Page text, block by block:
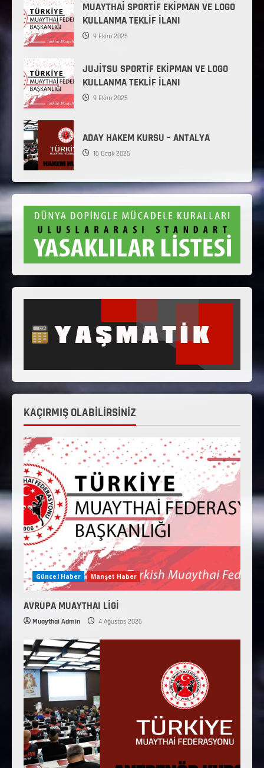
MUAYTHAİ SPORTİF EKİPMAN VE LOGO
KULLANMA TEKLİF İLANI
9 Ekim 2025
JUJİTSU SPORTİF EKİPMAN VE LOGO
KULLANMA TEKLİF İLANI
9 Ekim 2025
ADAY HAKEM KURSU – ANTALYA
16 Ocak 2025
KAÇIRMIŞ OLABİLİRSİNİZ
Güncel Haber Manşet Haber
AVRUPA MUAYTHAI LİGİ
Muaythai Admin 4 Ağustos 2026